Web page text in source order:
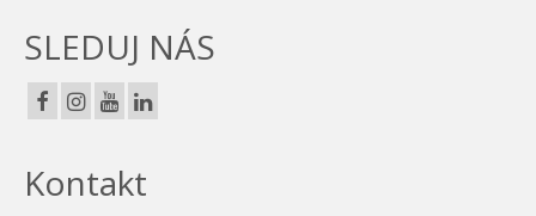
SLEDUJ NÁS
Kontakt